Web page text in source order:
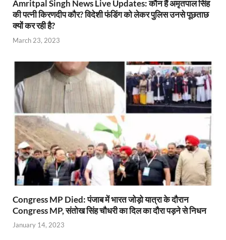
Amritpal Singh News Live Updates: कौन हैं अमृतपाल सिंह
की पत्नी किरणदीप कौर? विदेशी फंडिंग को लेकर पुलिस उनसे पूछताछ
क्यों कर रही है?
March 23, 2023
Congress MP Died: पंजाब में भारत जोड़ो यात्रा के दौरान
Congress MP, संतोख सिंह चौधरी का दिल का दौरा पड़ने से निधन
January 14, 2023